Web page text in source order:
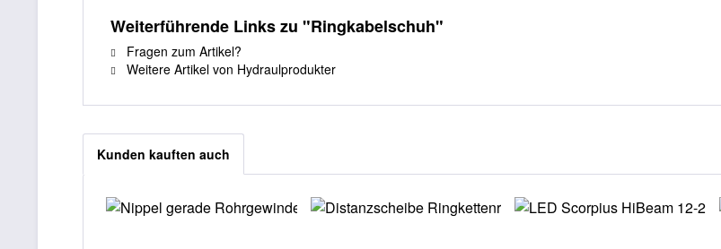
Weiterführende Links zu "Ringkabelschuh"
Fragen zum Artikel?
Weitere Artikel von Hydraulprodukter
Kunden kauften auch